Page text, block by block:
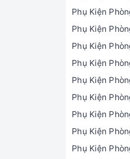
Phụ Kiện
Phụ Kiện
Phụ Kiện
Phụ Kiện
Phụ Kiện
Phụ Kiện
Phụ Kiện
Phụ Kiện
Phụ Kiện